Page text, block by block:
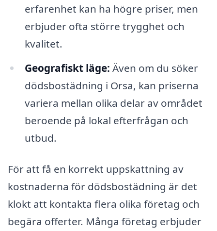
erfarenhet kan ha högre priser, men
erbjuder ofta större trygghet och
kvalitet.
Geografiskt läge: Även om du söker
dödsbostädning i Orsa, kan priserna
variera mellan olika delar av området
beroende på lokal efterfrågan och
utbud.
För att få en korrekt uppskattning av
kostnaderna för dödsbostädning är det
klokt att kontakta flera olika företag och
begära offerter. Många företag erbjuder